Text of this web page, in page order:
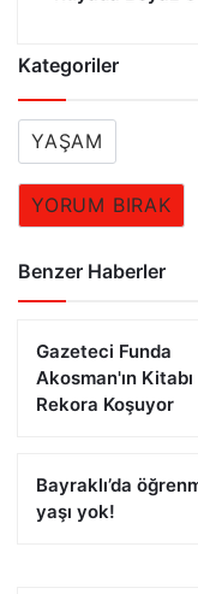
Kategoriler
YAŞAM
YORUM BIRAK
Benzer Haberler
Gazeteci Funda
Akosman'ın Kitabı
Rekora Koşuyor
Bayraklı’da
yaşı yok!